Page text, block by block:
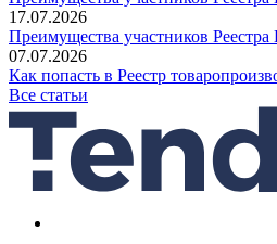
17.07.2026
Преимущества участников
07.07.2026
Как попасть в Реестр
Все статьи